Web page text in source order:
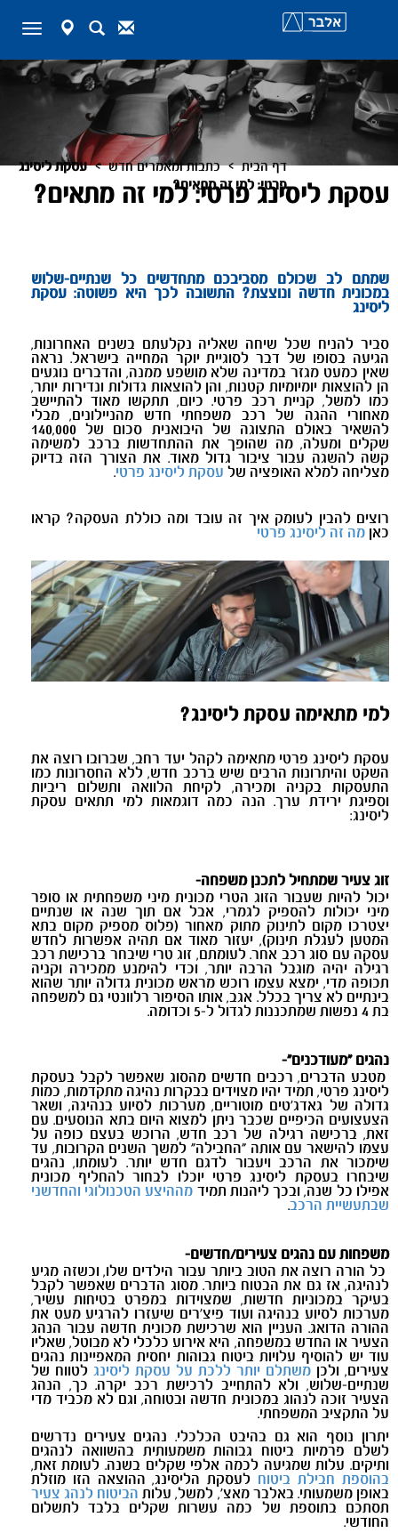
Togglemap-
marker
SearchContact
עסקת ליסינג פרטי: למי זה מתאים?
דף הבית > כתבות ומאמרים חדש > עסקת ליסינג
פרטי: למי זה מתאים?
שמתם לב שכולם מסביבכם מתחדשים כל שנתיים-שלוש
במכונית חדשה ונוצצת? התשובה לכך היא פשוטה: עסקת
ליסינג
סביר להניח שכל שיחה שאליה נקלעתם בשנים האחרונות,
הגיעה בסופו של דבר לסוגיית יוקר המחייה בישראל. נראה
שאין כמעט מגזר במדינה שלא מושפע ממנה, והדברים נוגעים
הן להוצאות יומיומיות קטנות, והן להוצאות גדולות ונדירות יותר,
כמו למשל, קניית רכב פרטי. כיום, תתקשו מאוד להתיישב
מאחורי ההגה של רכב משפחתי חדש מהניילונים, מבלי
להשאיר באולם התצוגה של היבואנית סכום של 140,000
שקלים ומעלה, מה שהופך את ההתחדשות ברכב למשימה
קשה להשגה עבור ציבור גדול מאוד. את הצורך הזה בדיוק
מצליחה למלא האופציה של עסקת ליסינג פרטי.
רוצים להבין לעומק איך זה עובד ומה כוללת העסקה? קראו
כאן מה זה ליסינג פרטי
למי מתאימה עסקת ליסינג?
עסקת ליסינג פרטי מתאימה לקהל יעד רחב, שברובו רוצה את
השקט והיתרונות הרבים שיש ברכב חדש, ללא החסרונות כמו
התעסקות בקניה ומכירה, לקיחת הלוואה ותשלום ריביות
וספיגת ירידת ערך. הנה כמה דוגמאות למי תתאים עסקת
ליסינג:
זוג צעיר שמתחיל לתכנן משפחה-
יכול להיות שעבור הזוג הטרי מכונית מיני משפחתית או סופר
מיני יכולות להספיק לגמרי, אבל אם תוך שנה או שנתיים
יצטרכו מקום לתינוק מתוק מאחור (פלוס מספיק מקום בתא
המטען לעגלת תינוק), יעזור מאוד אם תהיה אפשרות לחדש
עסקה עם סוג רכב אחר. לעומתם, זוג טרי שיבחר ברכישת רכב
רגילה יהיה מוגבל הרבה יותר, וכדי להימנע ממכירה וקניה
תכופה מדי, ימצא עצמו רוכש מראש מכונית גדולה יותר שהוא
בינתיים לא צריך בכלל. אגב, אותו הסיפור רלוונטי גם למשפחה
בת 4 נפשות שמתכננות לגדול ל-5 וכדומה.
נהגים "מעודכנים"-
מטבע הדברים, רכבים חדשים מהסוג שאפשר לקבל בעסקת
ליסינג פרטי, תמיד יהיו מצוידים בבקרות נהיגה מתקדמות, כמות
גדולה של גאדג'טים מוטוריים, מערכות לסיוע בנהיגה, ושאר
הצעצועים הכיפיים שכבר ניתן למצוא היום בתא הנוסעים. עם
זאת, ברכישה רגילה של רכב חדש, הרוכש בעצם כופה על
עצמו להישאר עם אותה "החבילה" למשך השנים הקרובות, עד
שימכור את הרכב ויעבור לדגם חדש יותר. לעומתו, נהגים
שיבחרו בעסקת ליסינג פרטי יוכלו לבחור להחליף מכונית
אפילו כל שנה, ובכך ליהנות תמיד מההיצע הטכנולוגי והחדשני
שבתעשיית הרכב.
משפחות עם נהגים צעירים/חדשים-
כל הורה רוצה את הטוב ביותר עבור הילדים שלו, וכשזה מגיע
לנהיגה, אז גם את הבטוח ביותר. מסוג הדברים שאפשר לקבל
בעיקר במכוניות חדשות, שמצוידות במפרט בטיחות עשיר,
מערכות לסיוע בנהיגה ועוד פיצ'רים שיעזרו להרגיע מעט את
ההורה הדואג. העניין הוא שרכישת מכונית חדשה עבור הנהג
הצעיר או החדש במשפחה, היא אירוע כלכלי לא מבוטל, שאליו
עוד יש להוסיף עלויות ביטוח גבוהות יחסית המאפיינות נהגים
צעירים, ולכןמשתלם יותר ללכת על עסקת ליסינג לטווח של
שנתיים-שלוש, ולא להתחייב לרכישת רכב יקרה. כך, הנהג
הצעיר זוכה לנהוג במכונית חדשה ובטוחה, וגם לא מכביד מדי
על התקציב המשפחתי.
יתרון נוסף הוא גם בהיבט הכלכלי. נהגים צעירים נדרשים
לשלם פרמיות ביטוח גבוהות משמעותית בהשוואה לנהגים
ותיקים. עלות שמגיעה לכמה אלפי שקלים בשנה. לעומת זאת,
בהוספת חבילת ביטוח לעסקת הליסינג, ההוצאה הזו מוזלת
באופן משמעותי. באלבר מאצ', למשל, עלות הביטוח לנהג צעיר
תסתכם בתוספת של כמה עשרות שקלים בלבד לתשלום
החודשי.